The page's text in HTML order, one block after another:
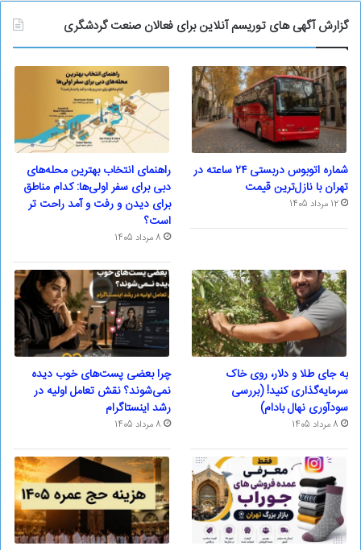
گزارش آگهی های توریسم آنلاین برای فعالان صنعت گردشگری
شماره اتوبوس دربستی ۲۴ ساعته در
تهران با نازل‌ترین قیمت
12 مرداد 1405
راهنمای انتخاب بهترین محله‌های
دبی برای سفر اولی‌ها: کدام مناطق
برای دیدن و رفت و آمد راحت تر
است؟
8 مرداد 1405
به جای طلا و دلار، روی خاک
سرمایه‌گذاری کنید! (بررسی
سودآوری نهال بادام)
8 مرداد 1405
چرا بعضی پست‌های خوب دیده
نمی‌شوند؟ نقش تعامل اولیه در
رشد اینستاگرام
8 مرداد 1405